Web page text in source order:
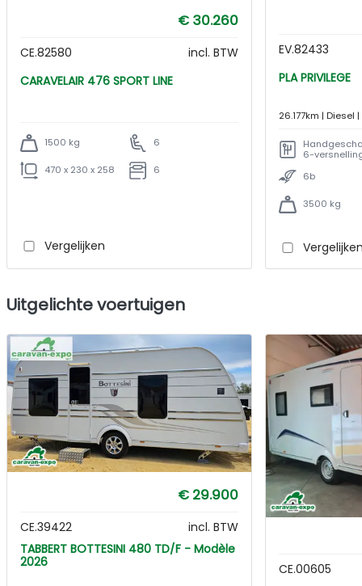
€ 30.260
CE.82580
incl. BTW
CARAVELAIR 476 SPORT LINE
1500 kg 6
470 x 230 x 258 6
Vergelijken
EV.82433
PLA PRIVILEGE
26.177km |
6-
6b
3500 kg
Uitgelichte voertuigen
€ 29.900
CE.39422
incl. BTW
TABBERT BOTTESINI 480 TD/F - Modèle
2026
CE.00605